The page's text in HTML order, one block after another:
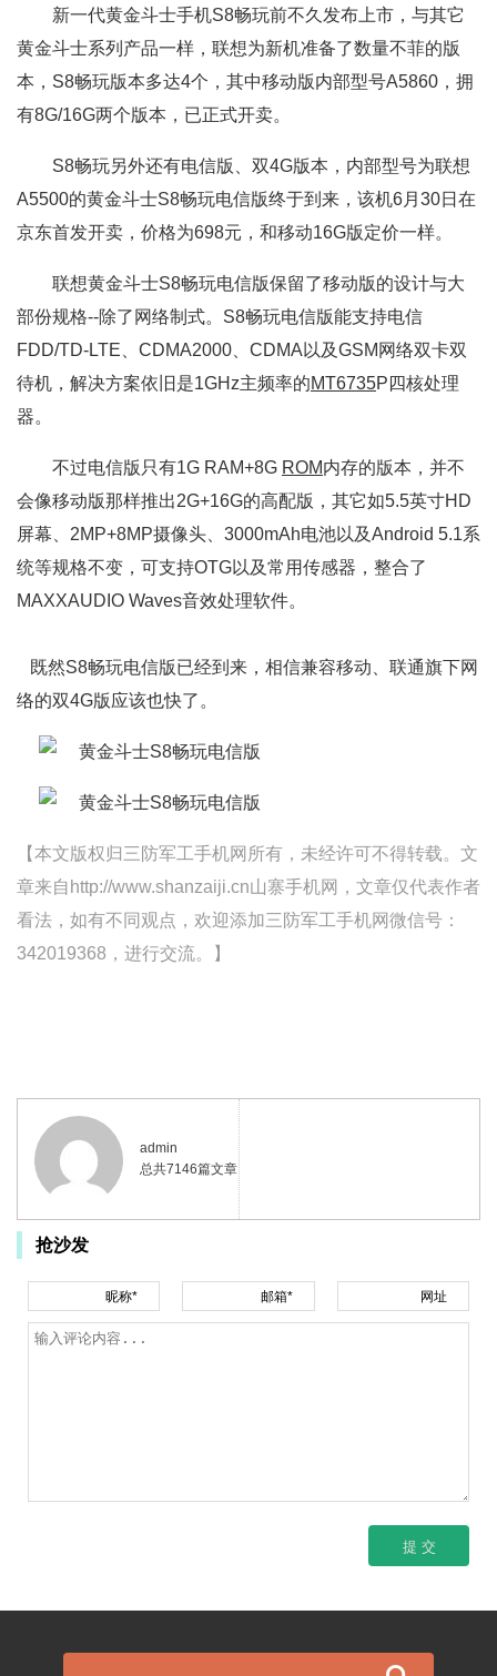
新一代黄金斗士手机S8畅玩前不久发布上市，与其它
黄金斗士系列产品一样，联想为新机准备了数量不菲的版
本，S8畅玩版本多达4个，其中移动版内部型号A5860，拥
有8G/16G两个版本，已正式开卖。
S8畅玩另外还有电信版、双4G版本，内部型号为联想
A5500的黄金斗士S8畅玩电信版终于到来，该机6月30日在
京东首发开卖，价格为698元，和移动16G版定价一样。
联想黄金斗士S8畅玩电信版保留了移动版的设计与大
部份规格--除了网络制式。S8畅玩电信版能支持电信
FDD/TD-LTE、CDMA2000、CDMA以及GSM网络双卡双
待机，解决方案依旧是1GHz主频率的MT6735P四核处理
器。
不过电信版只有1G RAM+8G ROM内存的版本，并不
会像移动版那样推出2G+16G的高配版，其它如5.5英寸HD
屏幕、2MP+8MP摄像头、3000mAh电池以及Android 5.1系
统等规格不变，可支持OTG以及常用传感器，整合了
MAXXAUDIO Waves音效处理软件。
既然S8畅玩电信版已经到来，相信兼容移动、联通旗下网
络的双4G版应该也快了。
【本文版权归三防军工手机网所有，未经许可不得转载。文
章来自http://www.shanzaiji.cn山寨手机网，文章仅代表作者
看法，如有不同观点，欢迎添加三防军工手机网微信号：
342019368，进行交流。】
admin
总共7146篇文章
抢沙发
昵称* 邮箱* 网址